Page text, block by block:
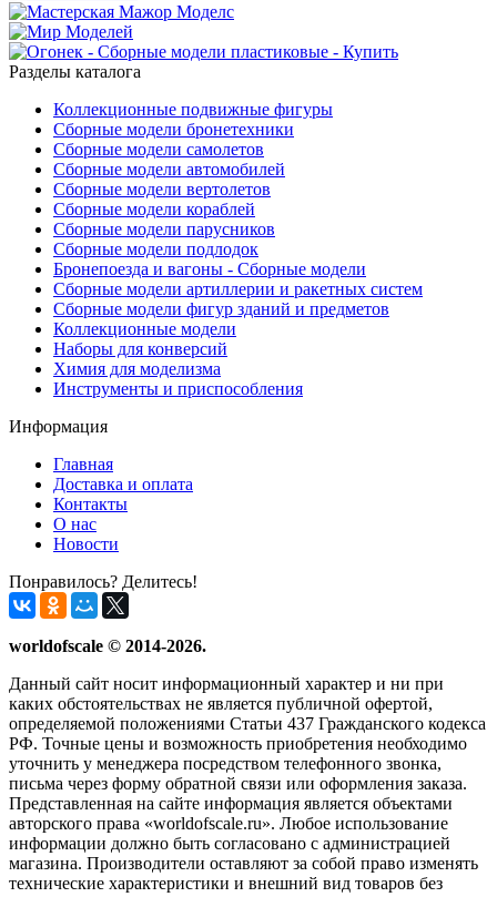
Разделы каталога
Коллекционные подвижные фигуры
Сборные модели бронетехники
Сборные модели самолетов
Сборные модели автомобилей
Сборные модели вертолетов
Сборные модели кораблей
Сборные модели парусников
Сборные модели подлодок
Бронепоезда и вагоны - Сборные модели
Сборные модели артиллерии и ракетных систем
Сборные модели фигур зданий и предметов
Коллекционные модели
Наборы для конверсий
Химия для моделизма
Инструменты и приспособления
Информация
Главная
Доставка и оплата
Контакты
О нас
Новости
Понравилось? Делитесь!
worldofscale © 2014-2026.
Данный сайт носит информационный характер и ни при
каких обстоятельствах не является публичной офертой,
определяемой положениями Статьи 437 Гражданского кодекса
РФ. Точные цены и возможность приобретения необходимо
уточнить у менеджера посредством телефонного звонка,
письма через форму обратной связи или оформления заказа.
Представленная на сайте информация является объектами
авторского права «worldofscale.ru». Любое использование
информации должно быть согласовано с администрацией
магазина. Производители оставляют за собой право изменять
технические характеристики и внешний вид товаров без